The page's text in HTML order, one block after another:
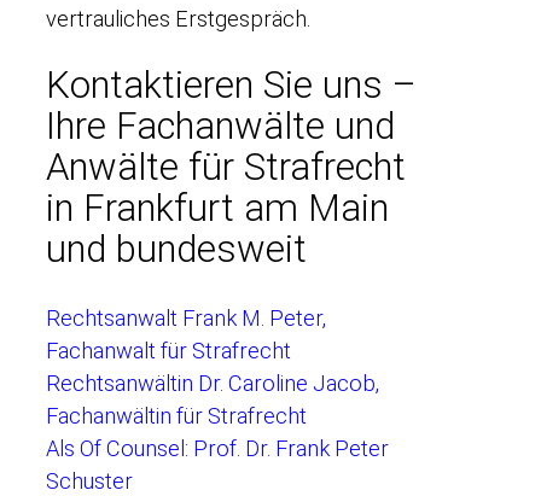
vertrauliches Erstgespräch.
Kontaktieren Sie uns –
Ihre Fachanwälte und
Anwälte für Strafrecht
in Frankfurt am Main
und bundesweit
Rechtsanwalt Frank M. Peter,
Fachanwalt für Strafrecht
Rechtsanwältin Dr. Caroline Jacob,
Fachanwältin für Strafrecht
Als Of Counsel: Prof. Dr. Frank Peter
Schuster